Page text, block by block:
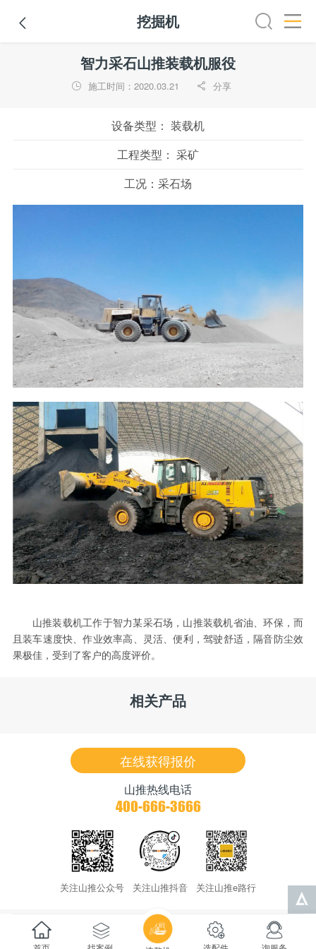
 挖掘机
装载机 挖掘机 铣刨机 摊铺机
智力采石山推装载机服役
 施工时间：2020.03.21  分享
设备类型： 装载机
工程类型： 采矿
工况： 采石场
山推装载机工作于智力某采石场，山推装载机省油、环保，而
且装车速度快、作业效率高、灵活、便利，驾驶舒适，隔音防尘效
果极佳，受到了客户的高度评价。
相关产品
在线获得报价
山推热线电话
400-666-3666
关注山推公众号 关注山推抖音 关注山推e路行